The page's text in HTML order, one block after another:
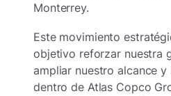
Monterrey.
Este movimiento
objetivo reforzar nuestra
ampliar nuestro alcance y
dentro de Atlas Copco